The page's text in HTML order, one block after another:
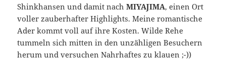
Shinkhansen und damit nachMIYAJIMA, einen Ort
voller zauberhafter Highlights. Meine romantische
Ader kommt voll auf ihre Kosten. Wilde Rehe
tummeln sich mitten in den unzähligen Besuchern
herum und versuchen Nahrhaftes zu klauen ;-))